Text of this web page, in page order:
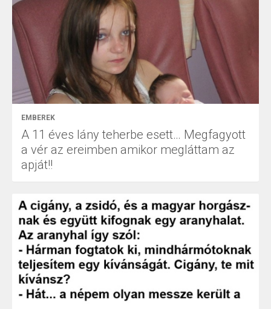
EMBEREK
A 11 éves lány teherbe esett… Megfagyott
a vér az ereimben amikor megláttam az
apját!!